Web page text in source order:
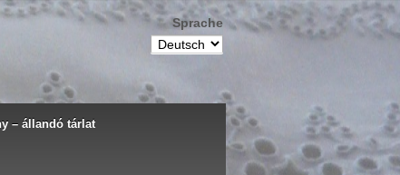
Sprache
– állandó tárlat